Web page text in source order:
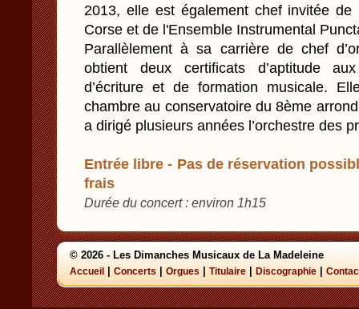
2013, elle est également chef invitée de
Corse et de l'Ensemble Instrumental
Parallèlement à sa carrière de chef
obtient deux certificats d’aptitude
d’écriture et de formation musicale.
chambre au conservatoire du 8ème
a dirigé plusieurs années l’orchestre des
Entrée libre - Pas de réservation
frais
Durée du concert : environ 1h15
© 2026 - Les Dimanches Musicaux de La Madeleine
Accueil Concerts Orgues Titulaire Discographie